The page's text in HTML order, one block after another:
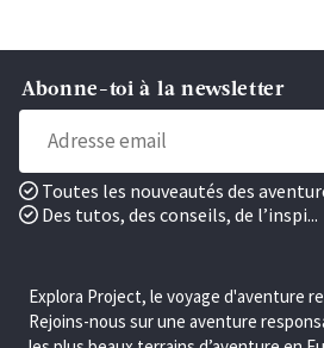
Abonne-toi à la newsletter
Toutes les nouveautés des
Des tutos, des conseils, de l’inspi...
Explora Project, le voyage d'aventure
Rejoins-nous sur une aventure